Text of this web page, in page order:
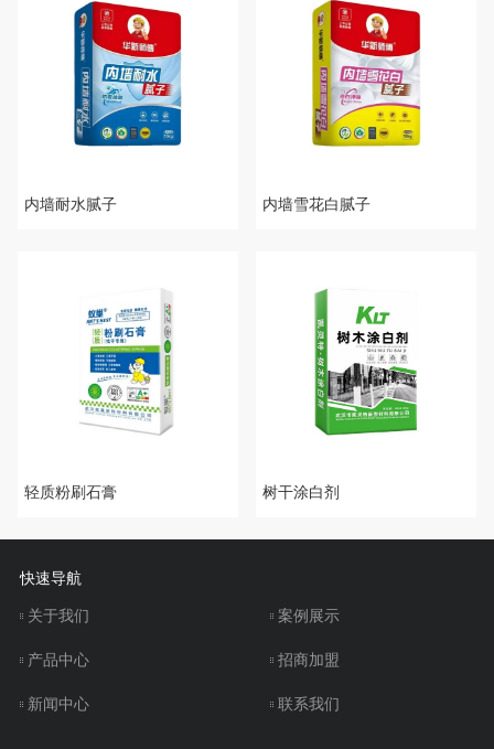
内墙耐水腻子 内墙雪花白腻子
轻质粉刷石膏 树干涂白剂
快速导航
关于我们
产品中心
新闻中心
案例展示
招商加盟
联系我们